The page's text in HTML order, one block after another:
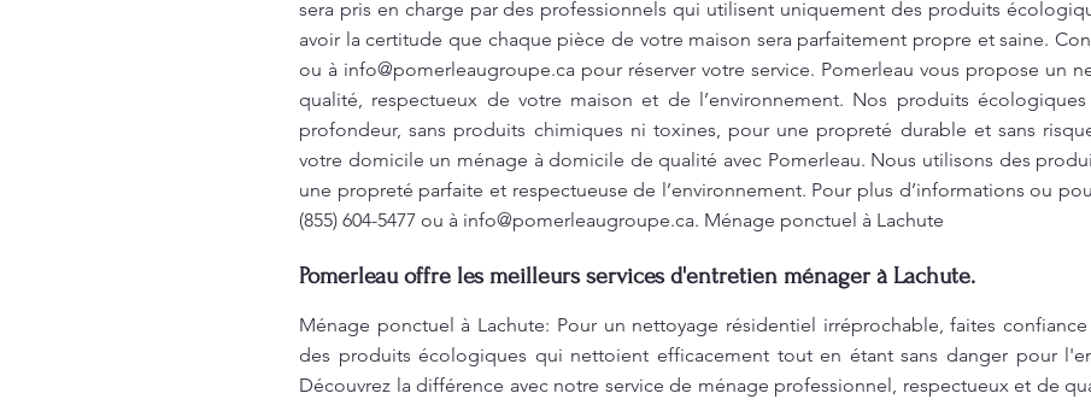
sera pris en charge par des professionnels qui utilisent uniquement des produits
avoir la certitude que chaque pièce de votre maison sera parfaitement propre et saine.
ou à info@pomerleaugroupe.ca pour réserver votre service. Pomerleau vous propose un
qualité, respectueux de votre maison et de l’environnement. Nos produits
profondeur, sans produits chimiques ni toxines, pour une propreté durable et sans
votre domicile un ménage à domicile de qualité avec Pomerleau. Nous utilisons des
une propreté parfaite et respectueuse de l’environnement. Pour plus d’informations ou
(855) 604-5477 ou à info@pomerleaugroupe.ca. Ménage ponctuel à Lachute
Pomerleau offre les meilleurs services d'entretien ménager à Lachute.
Ménage ponctuel à Lachute: Pour un nettoyage résidentiel irréprochable, faites
des produits écologiques qui nettoient efficacement tout en étant sans danger pour
Découvrez la différence avec notre service de ménage professionnel, respectueux et de